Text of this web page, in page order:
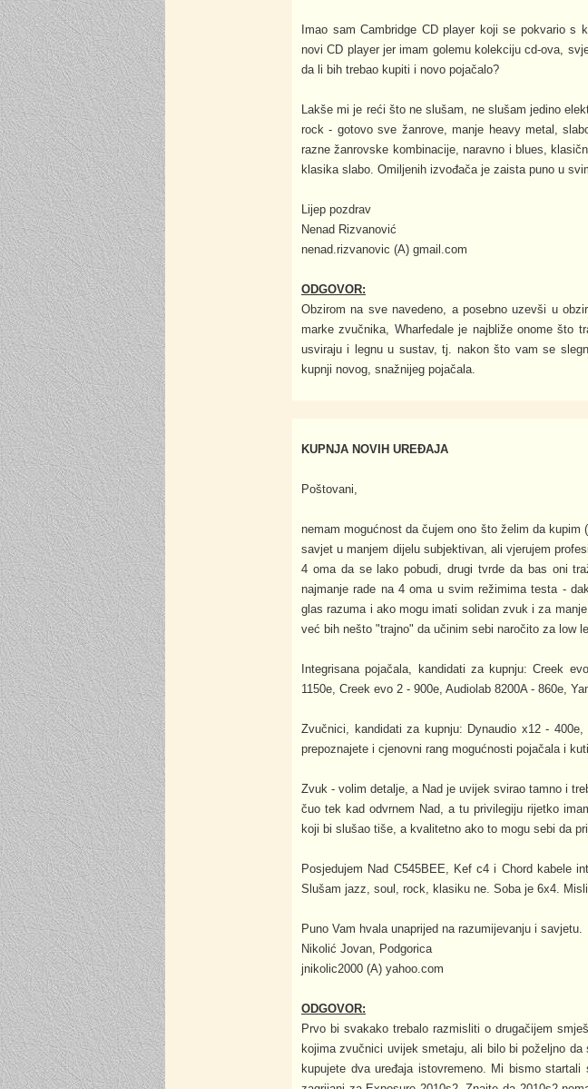
Imao sam Cambridge CD player koji se pokvario s
novi CD player jer imam golemu kolekciju cd-ova,
da li bih trebao kupiti i novo pojačalo?
Lakše mi je reći što ne slušam, ne slušam jedino
rock - gotovo sve žanrove, manje heavy metal,
razne žanrovske kombinacije, naravno i blues,
klasika slabo. Omiljenih izvođača je zaista puno u
Lijep pozdrav
Nenad Rizvanović
nenad.rizvanovic (A) gmail.com
ODGOVOR:
Obzirom na sve navedeno, a posebno uzevši u
marke zvučnika, Wharfedale je najbliže onome što
usviraju i legnu u sustav, tj. nakon što vam se
kupnji novog, snažnijeg pojačala.
KUPNJA NOVIH UREĐAJA
Poštovani,
nemam mogućnost da čujem ono što želim da
savjet u manjem dijelu subjektivan, ali vjerujem
4 oma da se lako pobudi, drugi tvrde da bas oni
najmanje rade na 4 oma u svim režimima testa -
glas razuma i ako mogu imati solidan zvuk i za
već bih nešto "trajno" da učinim sebi naročito za low
Integrisana pojačala, kandidati za kupnju: Creek
1150e, Creek evo 2 - 900e, Audiolab 8200A - 860e,
Zvučnici, kandidati za kupnju: Dynaudio x12 -
prepoznajete i cjenovni rang mogućnosti pojačala i
Zvuk - volim detalje, a Nad je uvijek svirao tamno i
čuo tek kad odvrnem Nad, a tu privilegiju rijetko
koji bi slušao tiše, a kvalitetno ako to mogu sebi da
Posjedujem Nad C545BEE, Kef c4 i Chord kabele
Slušam jazz, soul, rock, klasiku ne. Soba je 6x4.
Puno Vam hvala unaprijed na razumijevanju i savjetu.
Nikolić Jovan, Podgorica
jnikolic2000 (A) yahoo.com
ODGOVOR:
Prvo bi svakako trebalo razmisliti o drugačijem
kojima zvučnici uvijek smetaju, ali bilo bi poželjno
kupujete dva uređaja istovremeno. Mi bismo